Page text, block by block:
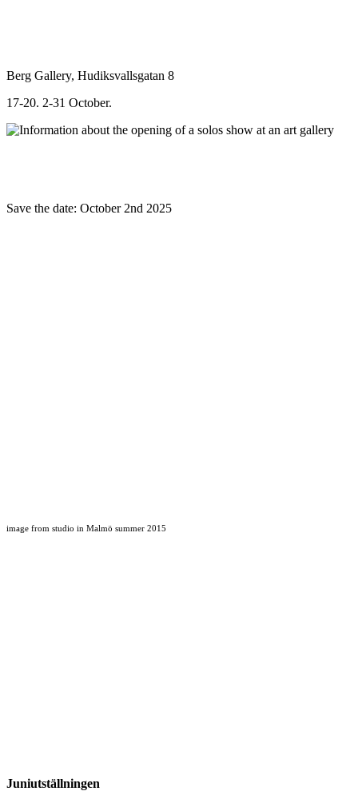
Berg Gallery, Hudiksvallsgatan 8
17-20. 2-31 October.
Save the date: October 2nd 2025
image from studio in Malmö summer 2015
Juniutställningen